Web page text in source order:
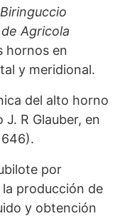
Agricola
hornos en
y meridional.
del alto horno
R Glauber, en
por
la producción de
y obtención